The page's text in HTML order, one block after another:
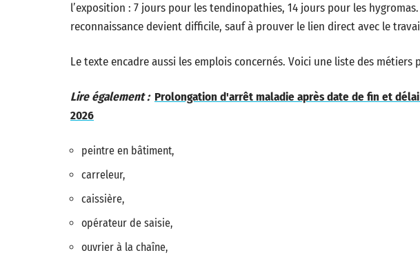
l’exposition : 7 jours pour les tendinopathies, 14 jours pour les
reconnaissance devient difficile, sauf à prouver le lien direct avec le
Le texte encadre aussi les emplois concernés. Voici une liste des métiers
Lire également : Prolongation d'arrêt maladie après date de fin et
2026
peintre en bâtiment,
carreleur,
caissière,
opérateur de saisie,
ouvrier à la chaîne,